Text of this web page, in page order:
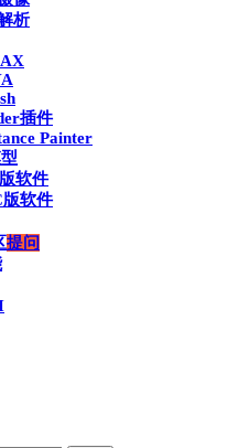
析
插件
Painter
软件
软件
提问